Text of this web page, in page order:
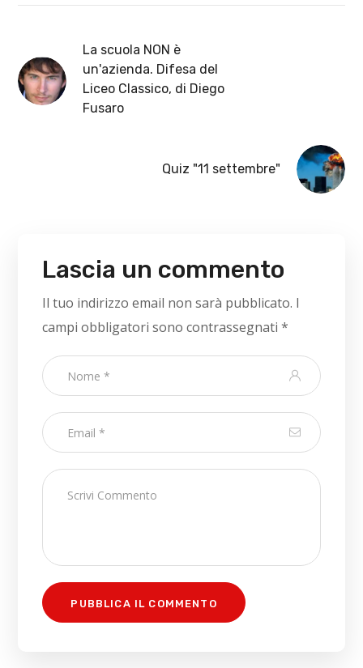
La scuola NON è
un'azienda. Difesa del
Liceo Classico, di Diego
Fusaro
Quiz "11 settembre"
Lascia un commento
Il tuo indirizzo email non sarà pubblicato. I
campi obbligatori sono contrassegnati*